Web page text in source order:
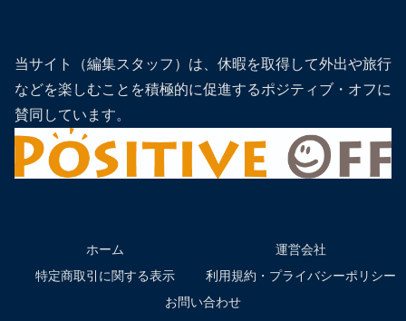
当サイト（編集スタッフ）は、休暇を取得して外出や旅行
などを楽しむことを積極的に促進するポジティブ・オフに
賛同しています。
ホーム
運営会社
特定商取引に関する表示
利用規約・プライバシーポリシー
お問い合わせ